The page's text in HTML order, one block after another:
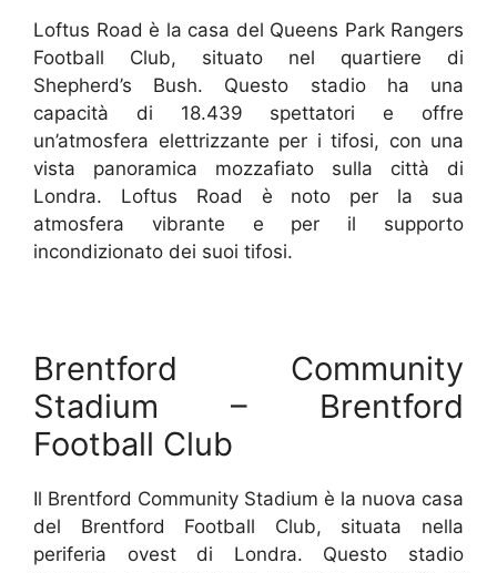
Loftus Road è la casa del Queens Park Rangers
Football Club, situato nel quartiere di
Shepherd’s Bush. Questo stadio ha una
capacità di 18.439 spettatori e offre
un’atmosfera elettrizzante per i tifosi, con una
vista panoramica mozzafiato sulla città di
Londra. Loftus Road è noto per la sua
atmosfera vibrante e per il supporto
incondizionato dei suoi tifosi.
Brentford Community
Stadium – Brentford
Football Club
Il Brentford Community Stadium è la nuova casa
del Brentford Football Club, situata nella
periferia ovest di Londra. Questo stadio